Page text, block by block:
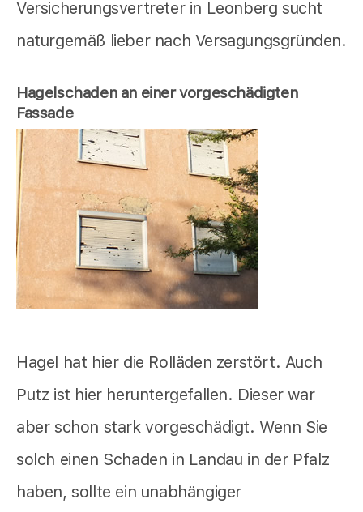
Versicherungsvertreter in Leonberg sucht
naturgemäß lieber nach Versagungsgründen.
Hagelschaden an einer vorgeschädigten
Fassade
Hagel hat hier die Rolläden zerstört. Auch
Putz ist hier heruntergefallen. Dieser war
aber schon stark vorgeschädigt. Wenn Sie
solch einen Schaden in Landau in der Pfalz
haben, sollte ein unabhängiger